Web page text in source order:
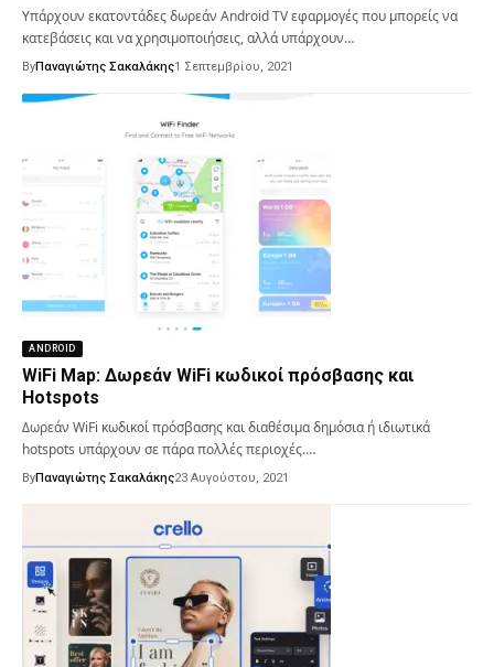
Υπάρχουν εκατοντάδες δωρεάν Android TV εφαρμογές που μπορείς να
κατεβάσεις και να χρησιμοποιήσεις, αλλά υπάρχουν…
ByΠαναγιώτης Σακαλάκης1 Σεπτεμβρίου, 2021
ANDROID
WiFi Map: Δωρεάν WiFi κωδικοί πρόσβασης και
Hotspots
Δωρεάν WiFi κωδικοί πρόσβασης και διαθέσιμα δημόσια ή ιδιωτικά
hotspots υπάρχουν σε πάρα πολλές περιοχές.…
ByΠαναγιώτης Σακαλάκης23 Αυγούστου, 2021